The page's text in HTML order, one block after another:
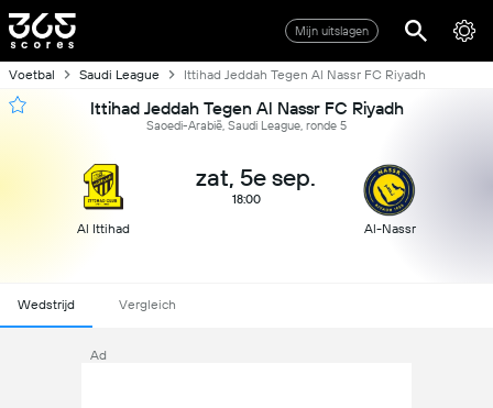
Mijn uitslagen
Voetbal Saudi League Ittihad Jeddah Tegen Al Nassr FC Riyadh
Ittihad Jeddah Tegen Al Nassr FC Riyadh
Saoedi-Arabië, Saudi League, ronde 5
Al Ittihad
zat, 5e sep.
18:00
Al-Nassr
Wedstrijd Vergleich
Ad